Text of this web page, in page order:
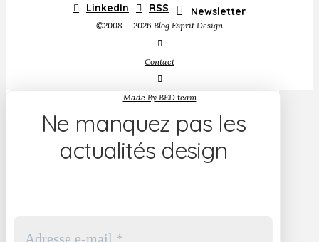
LinkedIn RSS Newsletter
©2008 — 2026 Blog Esprit Design
Contact
Made By BED team
Ne manquez pas les
actualités design